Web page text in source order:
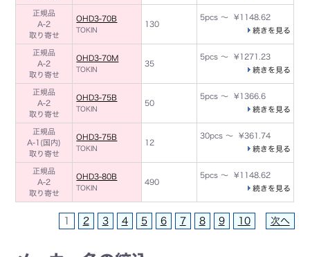
正規品
A-2
取り寄せ
OHD3-70B
TOKIN
130
5pcs ～ ¥1148.62
続きを見る
正規品
A-2
取り寄せ
OHD3-70M
TOKIN
35
5pcs ～ ¥1271.23
続きを見る
正規品
A-2
取り寄せ
OHD3-75B
TOKIN
50
5pcs ～ ¥1366.6
続きを見る
正規品
A-1(国内)
取り寄せ
OHD3-75B
TOKIN
12
30pcs ～ ¥361.74
続きを見る
正規品
A-2
取り寄せ
OHD3-80B
TOKIN
490
5pcs ～ ¥1148.62
続きを見る
1 2 3 4 5 6 7 8 9 10 次へ